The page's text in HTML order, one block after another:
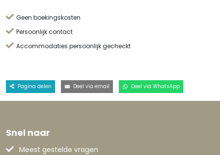
Geen boekingskosten
Persoonlijk contact
Accommodaties persoonlijk gecheckt
Pagina delen Deel via email Deel via WhatsApp
Snel naar
Meest gestelde vragen